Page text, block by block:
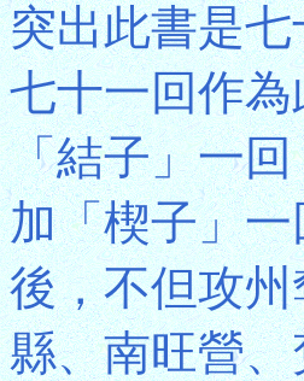
突出此書是
七十一回作
「結子」一
加「楔子」
後，不但攻
縣、南旺營